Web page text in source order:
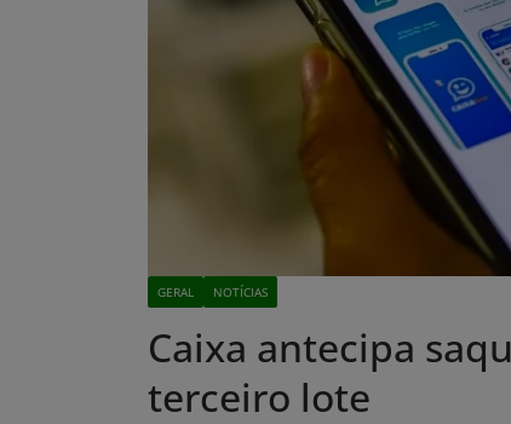
GERAL NOTÍCIAS
Caixa antecipa
terceiro lote